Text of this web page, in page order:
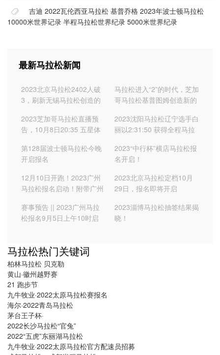
吉迪 2022瓦伦西亚马拉松 基普乔格 2023年波士顿马拉松
10000米世界记录 半程马拉松世界纪录 5000米世界纪录
最新马拉松新闻
2023北京马拉松2402人破
3，刷新无锡马拉松创造的
马拉松进入“2”的时代，芝加
哥马拉松基普图姆创造新的
2:00:35
2023芝加哥马拉松直播预
告，10月8日20:35 五星体
2023沈阳马拉松辽宁选手白
丽以2:31:50 获得全程马拉
录
第128届波士顿马拉松今晚
开启报名
2023“中行杯”横店马拉松报
名开启！
12月10日开跑！2023广州
马拉松报名启动！附带广州
2023北京马拉松定档10月
29日，报名即将开启
赛事预告 || 2023广州马拉
松报名9月5日上午10时启
2023淄博马拉松抽签结果揭
晓！
马拉松热门关键词
柏林马拉松 贝克勒
黄山·徽州越野赛
21 跑步节
九牛牧业·2022太原马拉松赛报名
海尔·2022青岛马拉松
茅台王子杯·
2022长沙马拉松“官兔”
2022“五虎”东丽湖马拉松
九牛牧业·2022太原马拉松官方配速员招募